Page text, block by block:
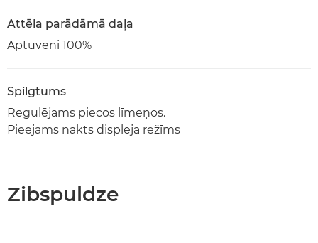
Attēla parādāmā daļa
Aptuveni 100%
Spilgtums
Regulējams piecos līmeņos.
Pieejams nakts displeja režīms
Zibspuldze